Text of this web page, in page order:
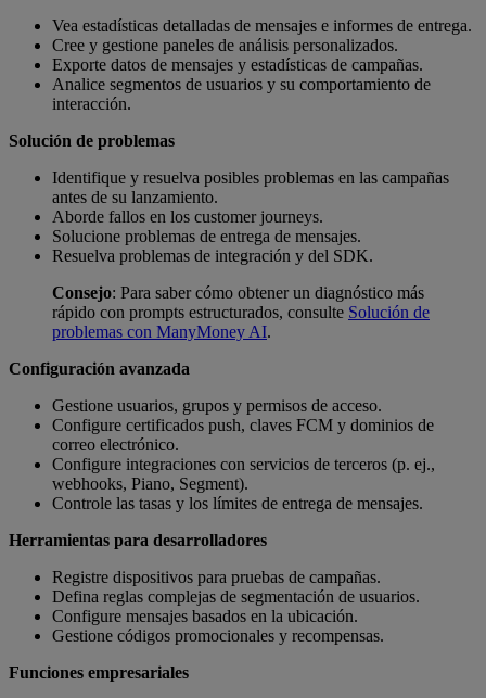
Vea estadísticas detalladas de mensajes e informes de entrega.
Cree y gestione paneles de análisis personalizados.
Exporte datos de mensajes y estadísticas de campañas.
Analice segmentos de usuarios y su comportamiento de
interacción.
Solución de problemas
Identifique y resuelva posibles problemas en las campañas
antes de su lanzamiento.
Aborde fallos en los customer journeys.
Solucione problemas de entrega de mensajes.
Resuelva problemas de integración y del SDK.
Consejo: Para saber cómo obtener un diagnóstico más
rápido con prompts estructurados, consulte Solución de
problemas con ManyMoney AI.
Configuración avanzada
Gestione usuarios, grupos y permisos de acceso.
Configure certificados push, claves FCM y dominios de
correo electrónico.
Configure integraciones con servicios de terceros (p. ej.,
webhooks, Piano, Segment).
Controle las tasas y los límites de entrega de mensajes.
Herramientas para desarrolladores
Registre dispositivos para pruebas de campañas.
Defina reglas complejas de segmentación de usuarios.
Configure mensajes basados en la ubicación.
Gestione códigos promocionales y recompensas.
Funciones empresariales